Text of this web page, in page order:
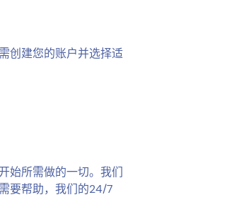
创建您的账户并选择适
始所需做的一切。我们
要帮助，我们的24/7